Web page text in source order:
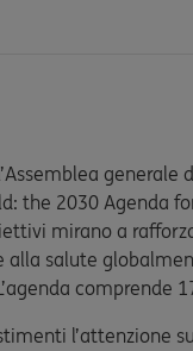
the 2030 Agenda
mirano a
alla salute
comprende
l’attenzione